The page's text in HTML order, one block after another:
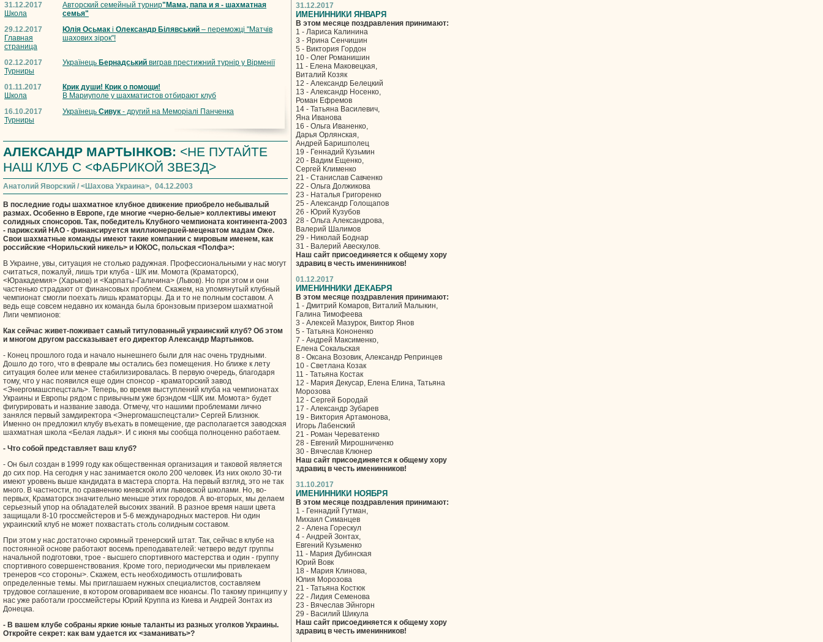
31.12.2017
Школа
Авторский семейный турнир"Мама, папа и я - шахматная
семья"
29.12.2017
Главная
страница
Юлія Осьмак і Олександр Білявський – переможці "Матчів
шахових зірок"!
02.12.2017
Турниры
Українець Бернадський виграв престижний турнір у Вірменії
01.11.2017
Школа
Крик души! Крик о помощи!
В Мариуполе у шахматистов отбирают клуб
16.10.2017
Турниры
Українець Сивук - другий на Меморіалі Панченка
АЛЕКСАНДР МАРТЫНКОВ: <НЕ ПУТАЙТЕ
НАШ КЛУБ С <ФАБРИКОЙ ЗВЕЗД>
Анатолий Яворский / <Шахова Украина>, 04.12.2003
В последние годы шахматное клубное движение приобрело небывалый
размах. Особенно в Европе, где многие <черно-белые> коллективы имеют
солидных спонсоров. Так, победитель Клубного чемпионата континента-2003
- парижский НАО - финансируется миллионершей-меценатом мадам Оже.
Свои шахматные команды имеют такие компании с мировым именем, как
российские <Норильский никель> и ЮКОС, польская <Полфа>:
В Украине, увы, ситуация не столько радужная. Профессиональными у нас могут
считаться, пожалуй, лишь три клуба - ШК им. Момота (Краматорск),
<Юракадемия> (Харьков) и <Карпаты-Галичина> (Львов). Но при этом и они
частенько страдают от финансовых проблем. Скажем, на упомянутый клубный
чемпионат смогли поехать лишь краматорцы. Да и то не полным составом. А
ведь еще совсем недавно их команда была бронзовым призером шахматной
Лиги чемпионов:
Как сейчас живет-поживает самый титулованный украинский клуб? Об этом
и многом другом рассказывает его директор Александр Мартынков.
- Конец прошлого года и начало нынешнего были для нас очень трудными.
Дошло до того, что в феврале мы остались без помещения. Но ближе к лету
ситуация более или менее стабилизировалась. В первую очередь, благодаря
тому, что у нас появился еще один спонсор - краматорский завод
<Энергомашспецсталь>. Теперь, во время выступлений клуба на чемпионатах
Украины и Европы рядом с привычным уже брэндом <ШК им. Момота> будет
фигурировать и название завода. Отмечу, что нашими проблемами лично
занялся первый замдиректора <Энергомашспецстали> Сергей Близнюк.
Именно он предложил клубу въехать в помещение, где располагается заводская
шахматная школа <Белая ладья>. И с июня мы сообща полноценно работаем.
- Что собой представляет ваш клуб?
- Он был создан в 1999 году как общественная организация и таковой является
до сих пор. На сегодня у нас занимается около 200 человек. Из них около 30-ти
имеют уровень выше кандидата в мастера спорта. На первый взгляд, это не так
много. В частности, по сравнению киевской или львовской школами. Но, во-
первых, Краматорск значительно меньше этих городов. А во-вторых, мы делаем
серьезный упор на обладателей высоких званий. В разное время наши цвета
защищали 8-10 гроссмейстеров и 5-6 международных мастеров. Ни один
украинский клуб не может похвастать столь солидным составом.
При этом у нас достаточно скромный тренерский штат. Так, сейчас в клубе на
постоянной основе работают восемь преподавателей: четверо ведут группы
начальной подготовки, трое - высшего спортивного мастерства и один - группу
спортивного совершенствования. Кроме того, периодически мы привлекаем
тренеров <со стороны>. Скажем, есть необходимость отшлифовать
определенные темы. Мы приглашаем нужных специалистов, составляем
трудовое соглашение, в котором оговариваем все нюансы. По такому принципу у
нас уже работали гроссмейстеры Юрий Круппа из Киева и Андрей Зонтах из
Донецка.
- В вашем клубе собраны яркие юные таланты из разных уголков Украины.
Откройте секрет: как вам удается их <заманивать>?
31.12.2017
ИМЕНИННИКИ ЯНВАРЯ
В этом месяце поздравления принимают:
1 - Лариса Калинина
3 - Ярина Сенчишин
5 - Виктория Гордон
10 - Олег Романишин
11 - Елена Маковецкая,
Виталий Козяк
12 - Александр Белецкий
13 - Александр Носенко,
Роман Ефремов
14 - Татьяна Василевич,
Яна Иванова
16 - Ольга Иваненко,
Дарья Орлянская,
Андрей Баришполец
19 - Геннадий Кузьмин
20 - Вадим Ещенко,
Сергей Клименко
21 - Станислав Савченко
22 - Ольга Должикова
23 - Наталья Григоренко
25 - Александр Голощапов
26 - Юрий Кузубов
28 - Ольга Александрова,
Валерий Шалимов
29 - Николай Боднар
31 - Валерий Авескулов.
Наш сайт присоединяется к общему хору
здравиц в честь именинников!
01.12.2017
ИМЕНИННИКИ ДЕКАБРЯ
В этом месяце поздравления принимают:
1 - Дмитрий Комаров, Виталий Малыкин,
Галина Тимофеева
3 - Алексей Мазурок, Виктор Янов
5 - Татьяна Кононенко
7 - Андрей Максименко,
Елена Сокальская
8 - Оксана Возовик, Александр Репринцев
10 - Светлана Козак
11 - Татьяна Костак
12 - Мария Декусар, Елена Елина, Татьяна
Морозова
12 - Сергей Бородай
17 - Александр Зубарев
19 - Виктория Артамонова,
Игорь Лабенский
21 - Роман Череватенко
28 - Евгений Мирошниченко
30 - Вячеслав Клюнер
Наш сайт присоединяется к общему хору
здравиц в честь именинников!
31.10.2017
ИМЕНИННИКИ НОЯБРЯ
В этом месяце поздравления принимают:
1 - Геннадий Гутман,
Михаил Симанцев
2 - Алена Горескул
4 - Андрей Зонтах,
Евгений Кузьменко
11 - Мария Дубинская
Юрий Вовк
18 - Мария Клинова,
Юлия Морозова
21 - Татьяна Костюк
22 - Лидия Семенова
23 - Вячеслав Эйнгорн
29 - Василий Шикула
Наш сайт присоединяется к общему хору
здравиц в честь именинников!